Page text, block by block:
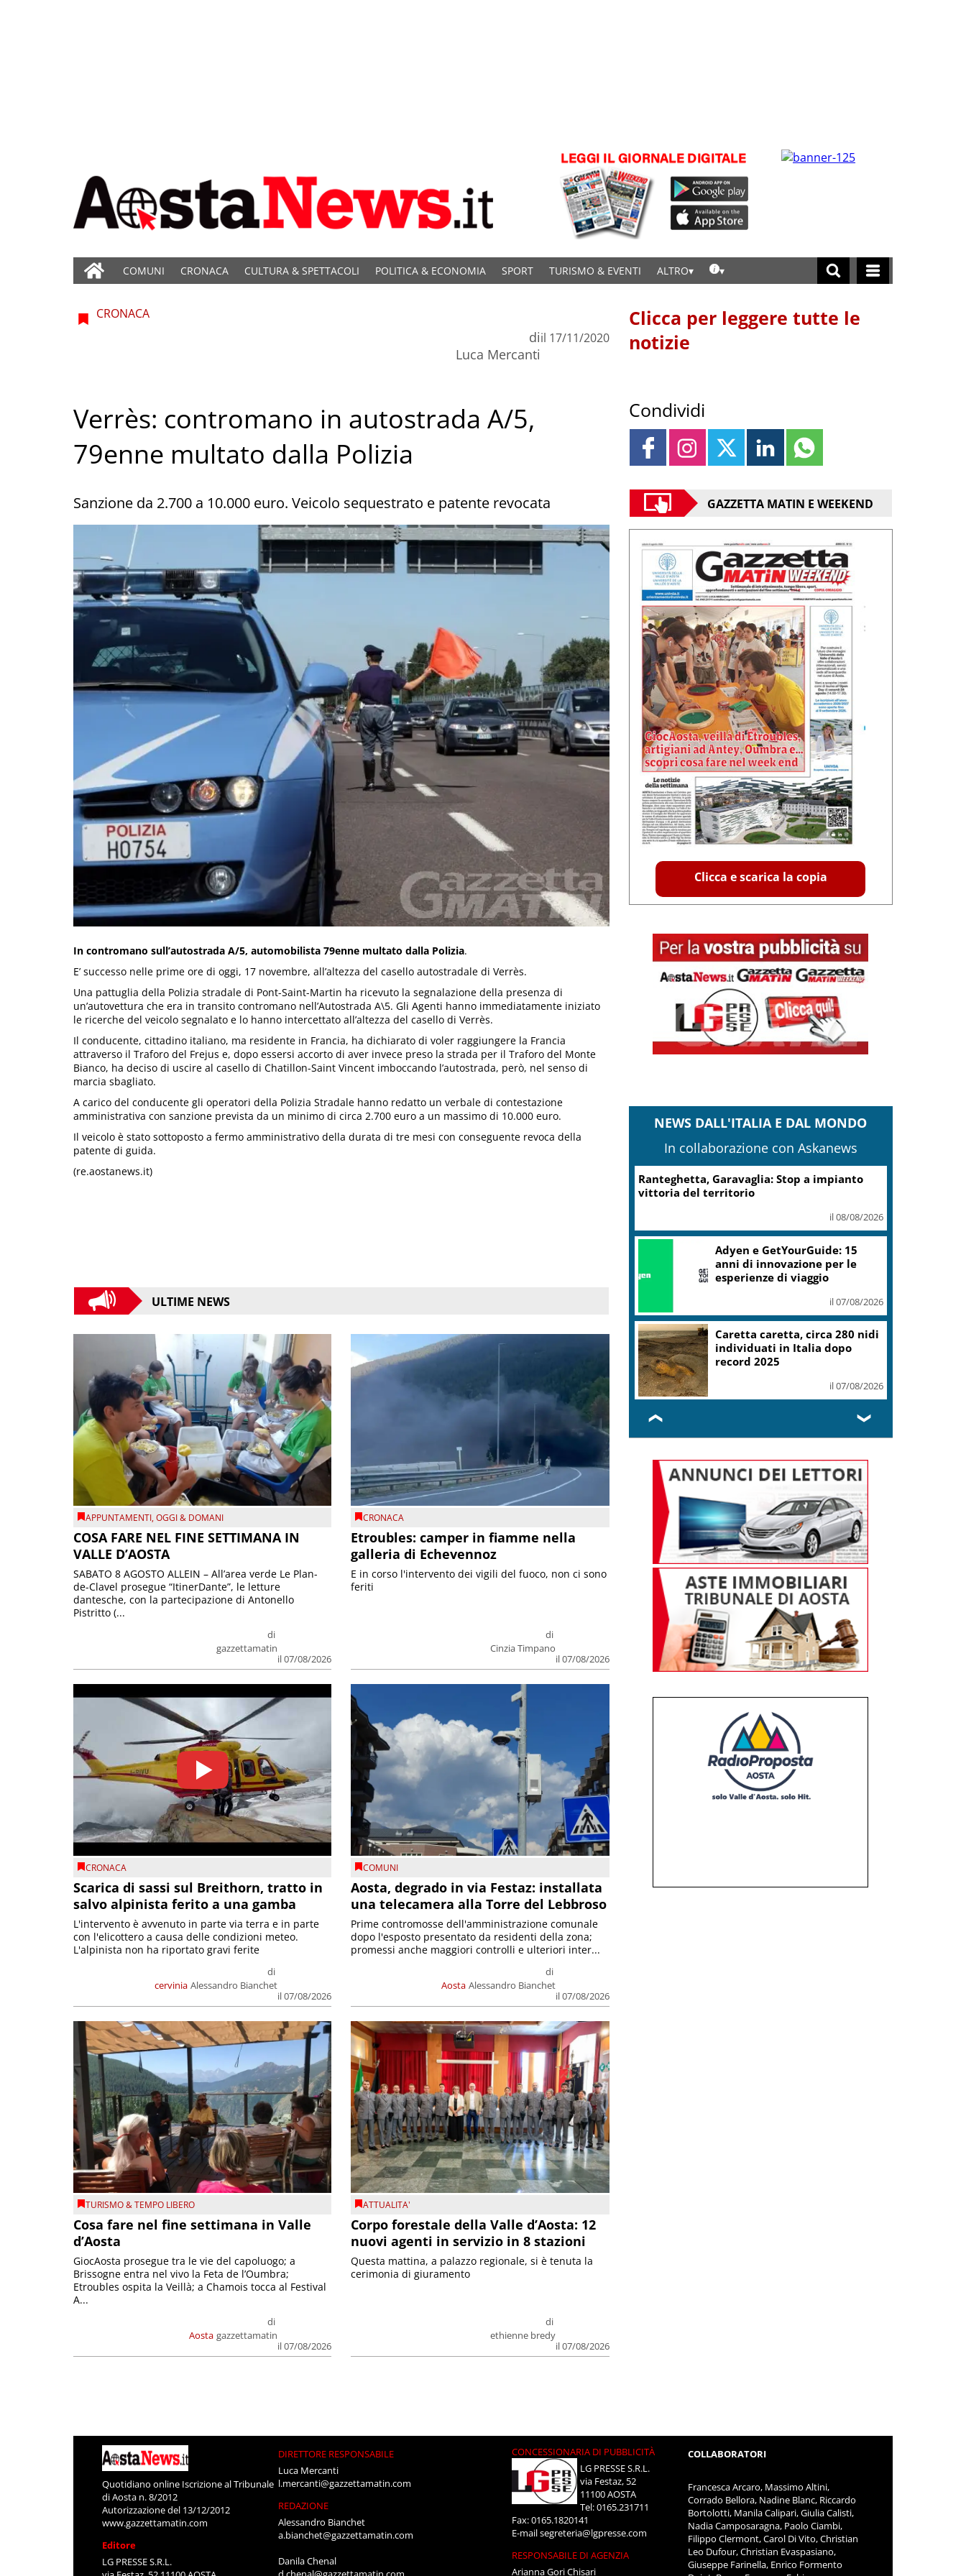
COMUNI CRONACA CULTURA & SPETTACOLI POLITICA & ECONOMIA SPORT TURISMO & EVENTI ALTRO
CRONACA
di
Luca Mercanti
il 17/11/2020
Verrès: contromano in autostrada A/5,
79enne multato dalla Polizia
Sanzione da 2.700 a 10.000 euro. Veicolo sequestrato e patente revocata
In contromano sull’autostrada A/5, automobilista 79enne multato dalla Polizia.
E’ successo nelle prime ore di oggi, 17 novembre, all’altezza del casello autostradale di Verrès.
Una pattuglia della Polizia stradale di Pont-Saint-Martin ha ricevuto la segnalazione della presenza di
un’autovettura che era in transito contromano nell’Autostrada A\5. Gli Agenti hanno immediatamente iniziato
le ricerche del veicolo segnalato e lo hanno intercettato all’altezza del casello di Verrès.
Il conducente, cittadino italiano, ma residente in Francia, ha dichiarato di voler raggiungere la Francia
attraverso il Traforo del Frejus e, dopo essersi accorto di aver invece preso la strada per il Traforo del Monte
Bianco, ha deciso di uscire al casello di Chatillon-Saint Vincent imboccando l’autostrada, però, nel senso di
marcia sbagliato.
A carico del conducente gli operatori della Polizia Stradale hanno redatto un verbale di contestazione
amministrativa con sanzione prevista da un minimo di circa 2.700 euro a un massimo di 10.000 euro.
Il veicolo è stato sottoposto a fermo amministrativo della durata di tre mesi con conseguente revoca della
patente di guida.
(re.aostanews.it)
ULTIME NEWS
APPUNTAMENTI,OGGI & DOMANI
COSA FARE NEL FINE SETTIMANA IN
VALLE D’AOSTA
di
gazzettamatin
il 07/08/2026
SABATO 8 AGOSTO ALLEIN – All’area verde Le Plan-
de-Clavel prosegue “ItinerDante”, le letture
dantesche, con la partecipazione di Antonello
Pistritto (...
CRONACA
Etroubles: camper in fiamme nella
galleria di Echevennoz
di
Cinzia Timpano
il 07/08/2026
E in corso l'intervento dei vigili del fuoco, non ci sono
feriti
CRONACA
Scarica di sassi sul Breithorn, tratto in
salvo alpinista ferito a una gamba
cervinia
di
Alessandro Bianchet
il 07/08/2026
L'intervento è avvenuto in parte via terra e in parte
con l'elicottero a causa delle condizioni meteo.
L'alpinista non ha riportato gravi ferite
COMUNI
Aosta, degrado in via Festaz: installata
una telecamera alla Torre del Lebbroso
Aosta
di
Alessandro Bianchet
il 07/08/2026
Prime contromosse dell'amministrazione comunale
dopo l'esposto presentato da residenti della zona;
promessi anche maggiori controlli e ulteriori inter...
TURISMO & TEMPO LIBERO
Cosa fare nel fine settimana in Valle
d’Aosta
Aosta
di
gazzettamatin
il 07/08/2026
GiocAosta prosegue tra le vie del capoluogo; a
Brissogne entra nel vivo la Feta de l’Oumbra;
Etroubles ospita la Veillà; a Chamois tocca al Festival
A...
ATTUALITA'
Corpo forestale della Valle d’Aosta: 12
nuovi agenti in servizio in 8 stazioni
di
ethienne bredy
il 07/08/2026
Questa mattina, a palazzo regionale, si è tenuta la
cerimonia di giuramento
Clicca per leggere tutte le
notizie
Condividi
GAZZETTA MATIN E WEEKEND
Clicca e scarica la copia
NEWS DALL'ITALIA E DAL MONDO
In collaborazione con Askanews
Ranteghetta, Garavaglia: Stop a impianto
vittoria del territorio
il 08/08/2026
Adyen e GetYourGuide: 15
anni di innovazione per le
esperienze di viaggio
il 07/08/2026
Caretta caretta, circa 280 nidi
individuati in Italia dopo
record 2025
il 07/08/2026
❮ ❯
Quotidiano online Iscrizione al Tribunale
di Aosta n. 8/2012
Autorizzazione del 13/12/2012
www.gazzettamatin.com
Editore
LG PRESSE S.R.L.
DIRETTORE RESPONSABILE
Luca Mercanti
l.mercanti@gazzettamatin.com
REDAZIONE
Alessandro Bianchet
a.bianchet@gazzettamatin.com
Danila Chenal
CONCESSIONARIA DI PUBBLICITÀ
LG PRESSE S.R.L.
via Festaz, 52
11100 AOSTA
Tel: 0165.231711
Fax: 0165.1820141
E-mailsegreteria@lgpresse.com
RESPONSABILE DI AGENZIA
Arianna Gori Chisari
COLLABORATORI
Francesca Arcaro, Massimo Altini,
Corrado Bellora, Nadine Blanc, Riccardo
Bortolotti, Manila Calipari, Giulia Calisti,
Nadia Camposaragna, Paolo Ciambi,
Filippo Clermont, Carol Di Vito, Christian
Leo Dufour, Christian Evaspasiano,
Giuseppe Farinella, Enrico Formento